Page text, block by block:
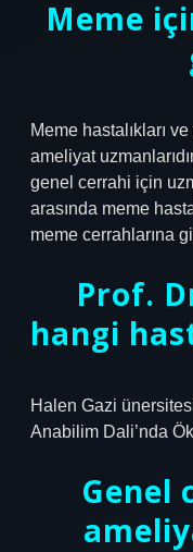
Meme
Meme hastalıkları
ameliyat
genel cerrahi için
arasında meme
meme cerrahlarına
Prof.
hangi
Halen Gazi
Anabilim Dali’nda
Genel